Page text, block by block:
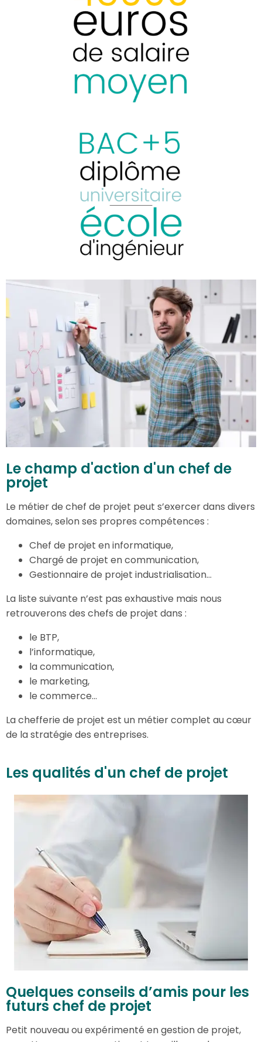
Le champ d'action d'un chef de
projet
Le métier de chef de projet peut s’exercer dans divers
domaines, selon ses propres compétences :
Chef de projet en informatique,
Chargé de projet en communication,
Gestionnaire de projet industrialisation…
La liste suivante n’est pas exhaustive mais nous
retrouverons des chefs de projet dans :
le BTP,
l’informatique,
la communication,
le marketing,
le commerce…
La chefferie de projet est un métier complet au cœur
de la stratégie des entreprises.
Les qualités d'un chef de projet
Quelques conseils d’amis pour les
futurs chef de projet
Petit nouveau ou expérimenté en gestion de projet,